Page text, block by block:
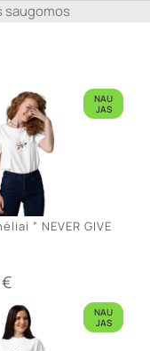
saugomos
NAU
JAS
” NEVER GIVE
€
NAU
JAS